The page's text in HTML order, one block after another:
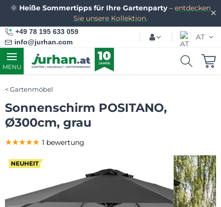
✕
🌞 Heiße Sommertipps für Ihre Gartenparty– entdecken
Sie unsere Kollektion.
+49 78 195 633 059
info@jurhan.com
AT
MENU
Gartenmöbel
Sonnenschirm POSITANO,
Ø300cm, grau
NEUHEIT
★★★★★
★★★★★
★★★★★ 1 bewertung